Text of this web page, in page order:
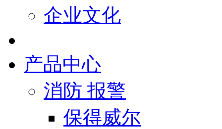
企业文化
产品中心
消防 报警
保得威尔